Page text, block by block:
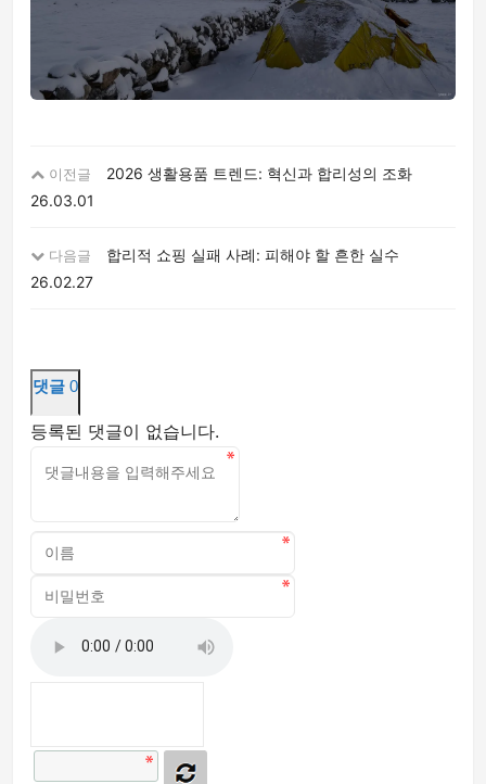
이전글
2026 생활용품 트렌드: 혁신과 합리성의 조화
26.03.01
다음글
합리적 쇼핑 실패 사례: 피해야 할 흔한 실수
26.02.27
댓글 0
등록된 댓글이 없습니다.